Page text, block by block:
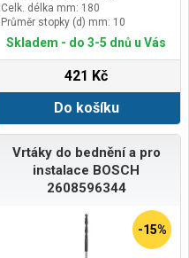
Celk. délka mm: 180
Průměr stopky (d) mm: 10
Skladem - do 3-5 dnů u Vás
421 Kč
Do košíku
Vrtáky do bednění a pro
instalace BOSCH
2608596344
-15%